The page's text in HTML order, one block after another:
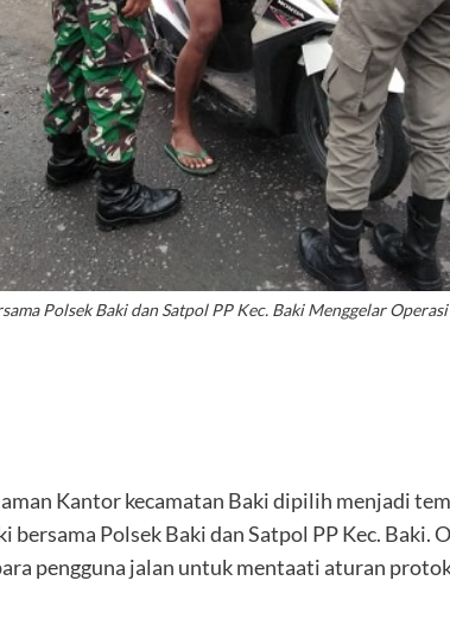
Polsek Baki dan Satpol PP Kec. Baki Menggelar
Kantor kecamatan Baki dipilih menjadi
Polsek Baki dan Satpol PP Kec. Baki.
pengguna jalan untuk mentaati aturan